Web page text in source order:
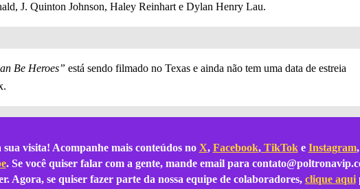
J. Quinton Johnson, Haley Reinhart e Dylan Henry Lau.
Be Heroes” está sendo filmado no Texas e ainda não tem uma data de estreia
sua visita! Acompanhe mais conteúdos no X, Facebook,TikToke Instagram
. Se você quiser falar com a gente, mande email para
Agora, se quiser fazer parte da nossa equipe de colaboradores, clique aqui